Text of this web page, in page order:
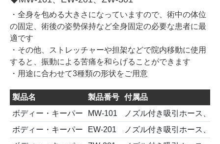
・全身を包める大きさになっていますので、術中の体位
の固定、術後の姿勢保持など全身固定の必要な患者に最
適です
・その他、ストレッチャーや担架などで院内移動に使用
すると、振動による苦痛を和らげることができます
・用途に合わせて3種類の形状をご用意
製品名 製品番号
付属品
ボディー・キーパー
MW-101
ノズル付き吸引ホース、
ボディー・キーパー
EW-201
ノズル付き吸引ホース、